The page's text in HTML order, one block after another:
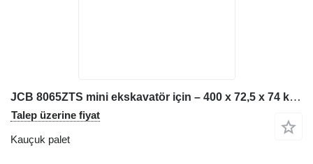
JCB 8065ZTS mini ekskavatör için – 400 x 72,5 x 74 kauçuk palet
Talep üzerine fiyat
Kauçuk palet